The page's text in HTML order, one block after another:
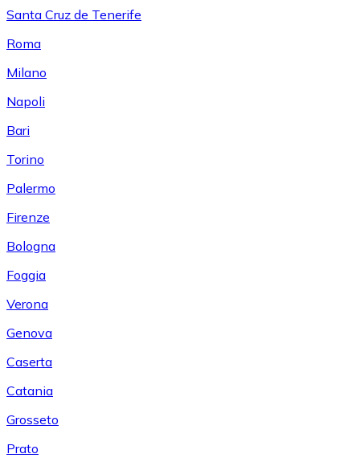
Santa Cruz de Tenerife
Roma
Milano
Napoli
Bari
Torino
Palermo
Firenze
Bologna
Foggia
Verona
Genova
Caserta
Catania
Grosseto
Prato